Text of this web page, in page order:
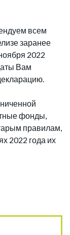
всем
заранее
2022
Вам
фонды,
правилам,
2022 года их